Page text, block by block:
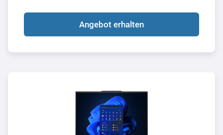
Angebot erhalten